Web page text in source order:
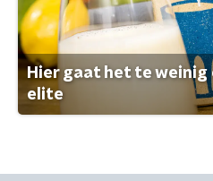
Hier gaat het te
elite